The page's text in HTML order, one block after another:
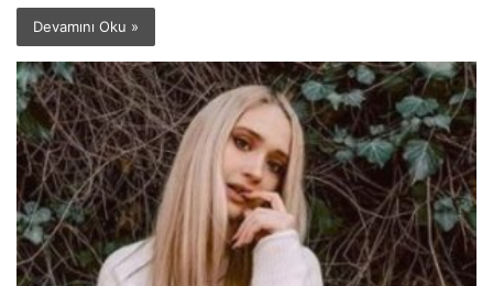
Devamını Oku »